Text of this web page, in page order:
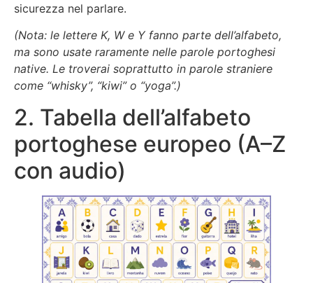
sicurezza nel parlare.
(Nota: le lettere K, W e Y fanno parte dell’alfabeto,
ma sono usate raramente nelle parole portoghesi
native. Le troverai soprattutto in parole straniere
come “whisky”, “kiwi” o “yoga”.)
2. Tabella dell’alfabeto
portoghese europeo (A–Z
con audio)